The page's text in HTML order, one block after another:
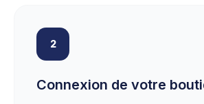
2
Connexion de votre